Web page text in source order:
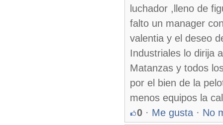
luchador ,lleno de
falto un manager
valentia y el deseo
Industriales lo dirija
Matanzas y todos
por el bien de la
menos equipos la
0 · Me gusta · No